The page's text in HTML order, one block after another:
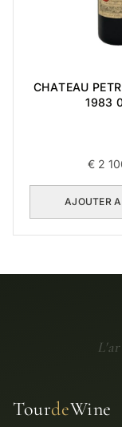
CHATEAU
1983
€ 2
AJOUTER
TourdeWine